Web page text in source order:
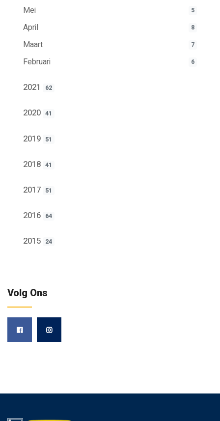
Mei 5
April 8
Maart 7
Februari 6
2021 62
2020 41
2019 51
2018 41
2017 51
2016 64
2015 24
Volg Ons